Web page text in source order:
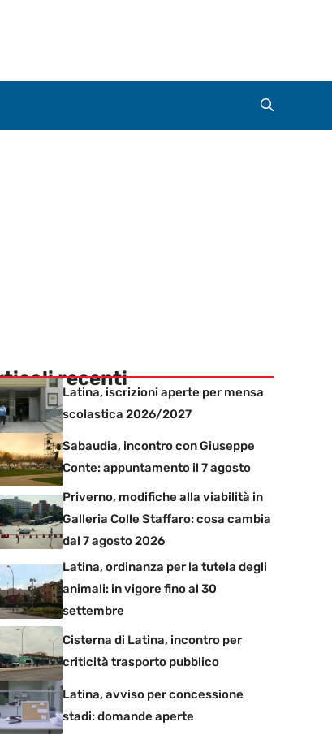
recenti
Latina, iscrizioni aperte per mensa
scolastica 2026/2027
Sabaudia, incontro con Giuseppe
Conte: appuntamento il 7 agosto
Priverno, modifiche alla viabilità in
Galleria Colle Staffaro: cosa cambia
dal 7 agosto 2026
Latina, ordinanza per la tutela degli
animali: in vigore fino al 30
settembre
Cisterna di Latina, incontro per
criticità trasporto pubblico
Latina, avviso per concessione
stadi: domande aperte